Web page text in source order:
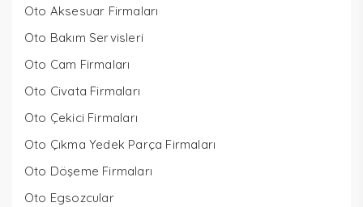
Oto Aksesuar Firmaları
Oto Bakım Servisleri
Oto Cam Firmaları
Oto Civata Firmaları
Oto Çekici Firmaları
Oto Çıkma Yedek Parça Firmaları
Oto Döşeme Firmaları
Oto Egsozcular